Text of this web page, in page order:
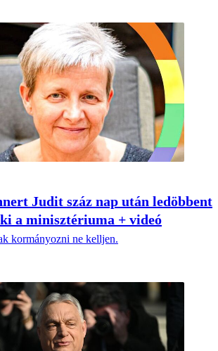
Judit száz nap után ledöbbent
a minisztériuma + videó
kormányozni ne kelljen.